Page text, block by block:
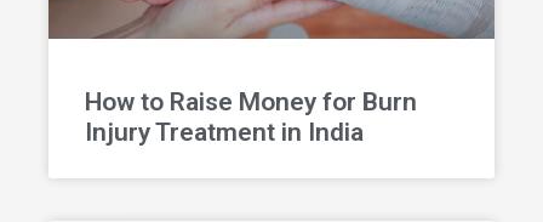
How to Raise Money for Burn
Injury Treatment in India